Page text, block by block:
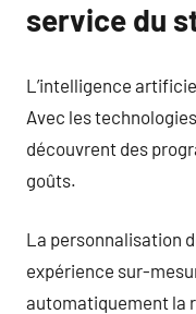
service du
L’intelligence
Avec les
découvrent des
goûts.
La personnalisation
expérience sur-
automatiquement la